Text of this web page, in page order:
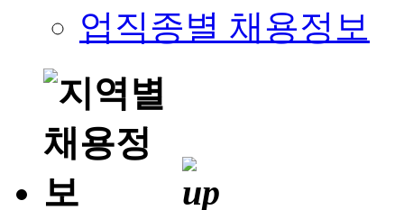
업직종별 채용정보